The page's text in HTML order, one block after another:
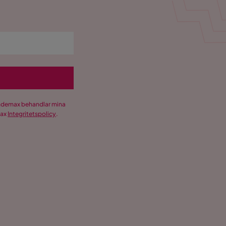
behandlar mina
Integritetspolicy.